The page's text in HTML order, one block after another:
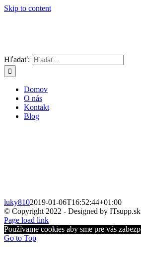
Skip to content
Hľadať:
Domov
O nás
Kontakt
Blog
luky8102019-01-06T16:52:44+01:00
© Copyright 2022 - Designed by
Page load link
Používame cookies aby sme pre vás
Go to Top